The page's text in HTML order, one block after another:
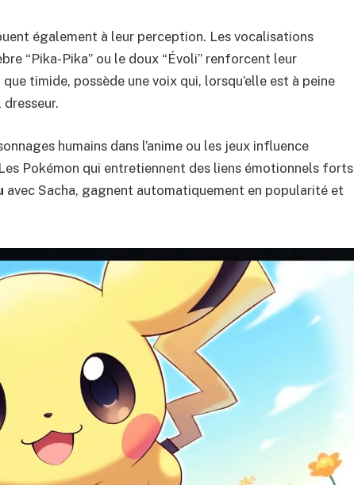
également à leur perception. Les vocalisations
“Pika-Pika” ou le doux “Évoli” renforcent leur
que timide, possède une voix qui, lorsqu’elle est à peine
humains dans l’anime ou les jeux influence
Pokémon qui entretiennent des liens émotionnels forts
avec Sacha, gagnent automatiquement en popularité et